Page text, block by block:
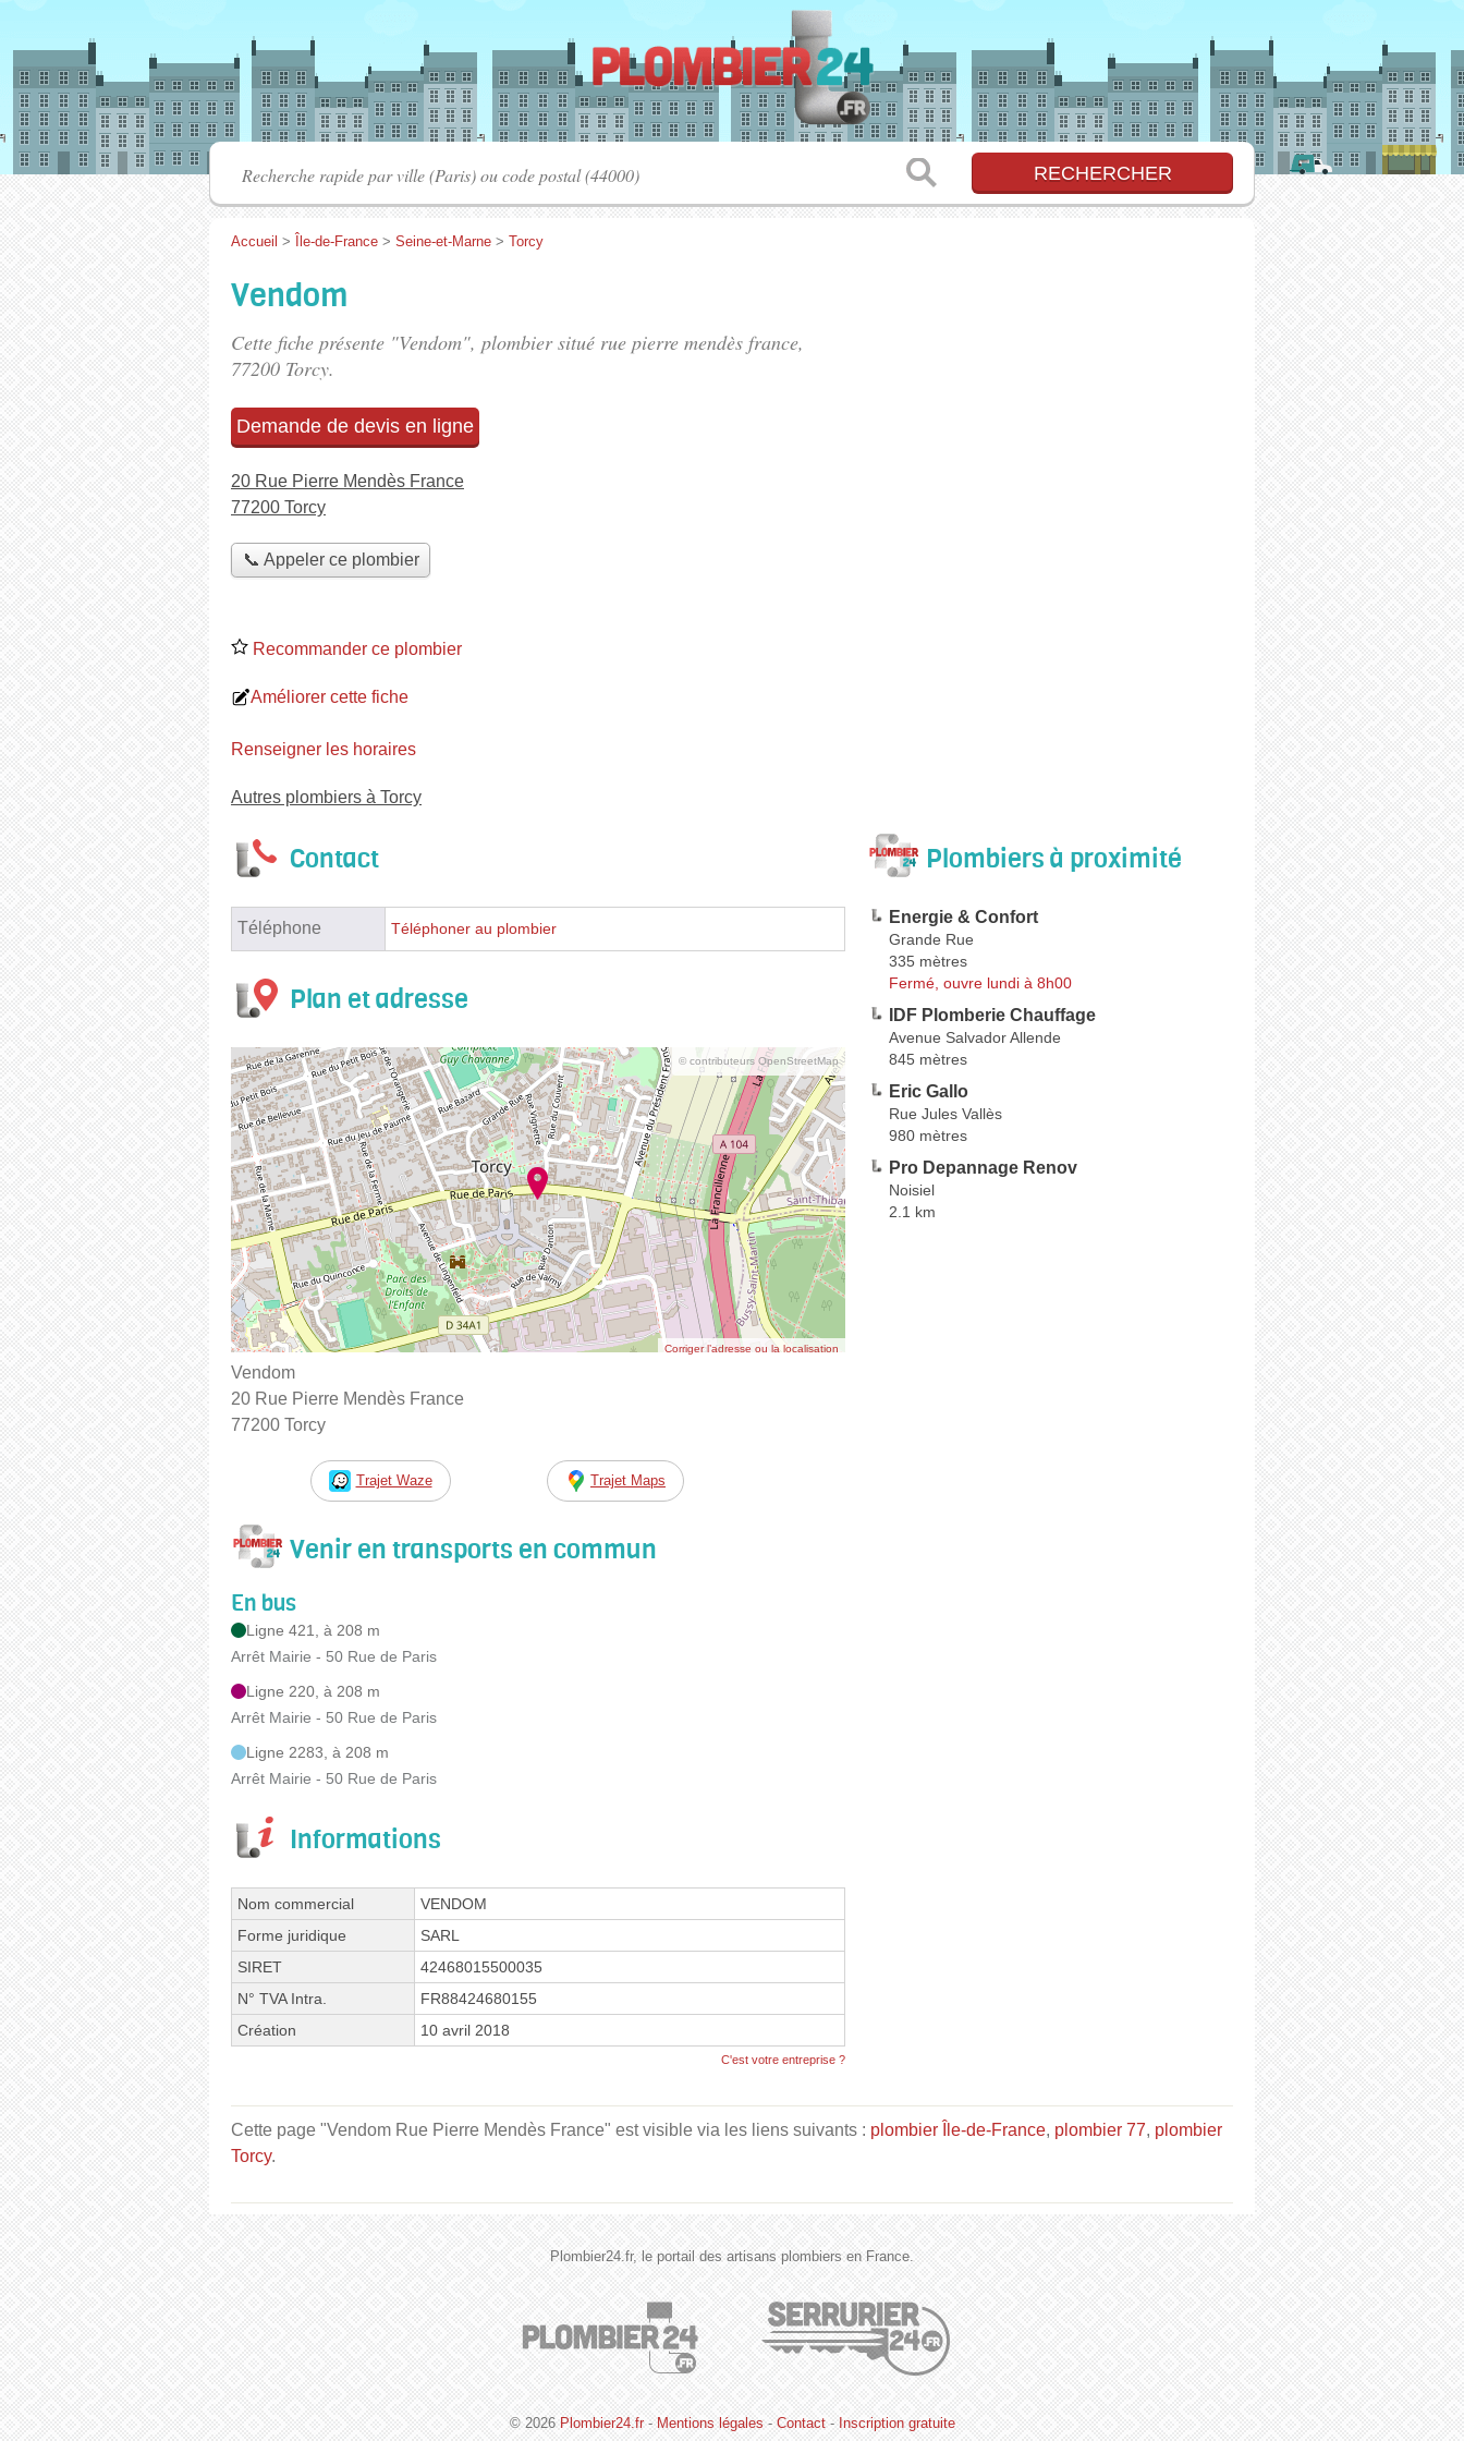
Accueil > Île-de-France > Seine-et-Marne > Torcy
Vendom
Cette fiche présente "Vendom", plombier situé rue pierre mendès france,
77200 Torcy.
Demande de devis en ligne
20 Rue Pierre Mendès France
77200 Torcy
📞 Appeler ce plombier
Recommander ce plombier
Améliorer cette fiche
Renseigner les horaires
Autres plombiers à Torcy
Contact
Téléphone Téléphoner au plombier
Plan et adresse
© contributeurs OpenStreetMap
Corriger l’adresse ou la localisation
Vendom
20 Rue Pierre Mendès France
77200 Torcy
Trajet Waze Trajet Maps
Venir en transports en commun
En bus
Ligne 421, à 208 m
Arrêt Mairie - 50 Rue de Paris
Ligne 220, à 208 m
Arrêt Mairie - 50 Rue de Paris
Ligne 2283, à 208 m
Arrêt Mairie - 50 Rue de Paris
Informations
Nom commercial
VENDOM
Forme juridique
SARL
SIRET
42468015500035
N° TVA Intra.
FR88424680155
Création
10 avril 2018
C'est votre entreprise ?
Plombiers à proximité
Energie & Confort
Grande Rue
335 mètres
Fermé, ouvre lundi à 8h00
IDF Plomberie Chauffage
Avenue Salvador Allende
845 mètres
Eric Gallo
Rue Jules Vallès
980 mètres
Pro Depannage Renov
Noisiel
2.1 km
Cette page "Vendom Rue Pierre Mendès France" est visible via les liens suivants : plombier Île-de-France, plombier 77, plombier
Torcy.
Plombier24.fr, le portail des artisans plombiers en France.
© 2026 Plombier24.fr - Mentions légales - Contact- Inscription gratuite